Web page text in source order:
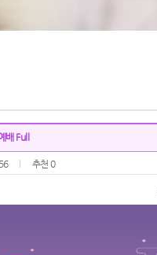
배 Full
추천 0